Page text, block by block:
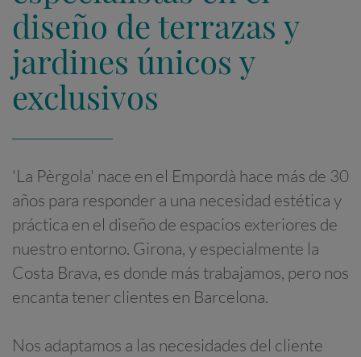
diseño de terrazas y
jardines únicos y
exclusivos
'La Pèrgola' nace en el Empordà hace más de 30
años para responder a una necesidad estética y
práctica en el diseño de espacios exteriores de
nuestro entorno. Girona, y especialmente la
Costa Brava, es donde más trabajamos, pero nos
encanta tener clientes en Barcelona.
Nos adaptamos a las necesidades del cliente